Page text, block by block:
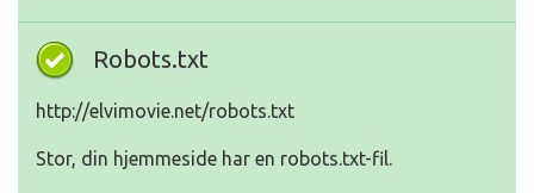
Robots.txt
http://elvimovie.net/robots.txt
Stor, din hjemmeside har en robots.txt-fil.